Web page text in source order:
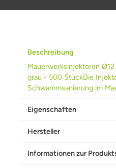
Beschreibung
Mauerwerksinjektoren
grau - 500 StückDie
Schwammsanierung im
Eigenschaften
Hersteller
Informationen zur